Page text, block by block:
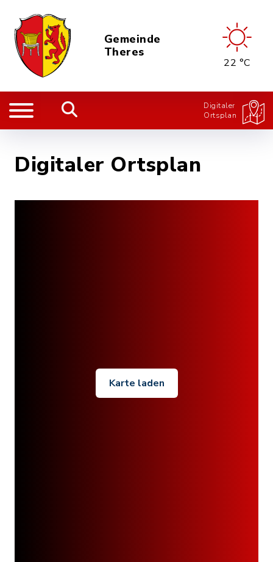
Gemeinde
Theres
22 °C
Digitaler
Ortsplan
Digitaler Ortsplan
Karte laden